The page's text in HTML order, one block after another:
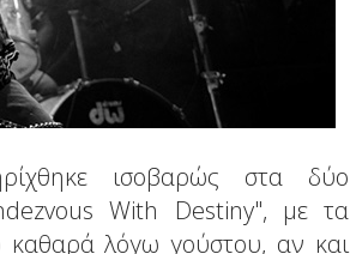
ισοβαρώς στα δύο
With Destiny", με τα
καθαρά λόγω γούστου, αν και